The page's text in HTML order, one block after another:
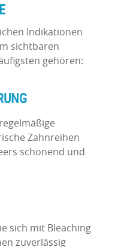
Indikationen
sichtbaren
gehören:
Zahnreihen
schonend und
sich mit Bleaching
zuverlässig